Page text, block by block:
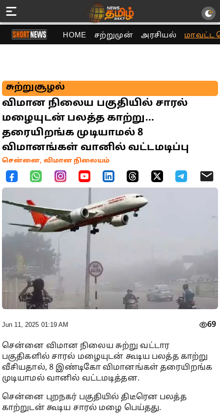
HOME சற்றுமுன் அரசியல் மாவட்ட
சுற்றுசூழல்
விமான நிலைய பகுதியில் சாரல்
மழையுடன் பலத்த காற்று...
தரையிறங்க முடியாமல் 8
விமானங்கள் வானில் வட்டமடிப்பு
சென்னை, விமான நிலையம்
Jun 11, 2025 01:19 AM 69
சென்னை விமான நிலைய சுற்று வட்டார
பகுதிகளில் சாரல் மழையுடன் கூடிய பலத்த காற்று
வீசியதால், 8 இண்டிகோ விமானங்கள் தரையிறங்க
முடியாமல் வானில் வட்டமடித்தன.
சென்னை புறநகர் பகுதியில் திடீரென பலத்த
காற்றுடன் கூடிய சாரல் மழை பெய்தது.